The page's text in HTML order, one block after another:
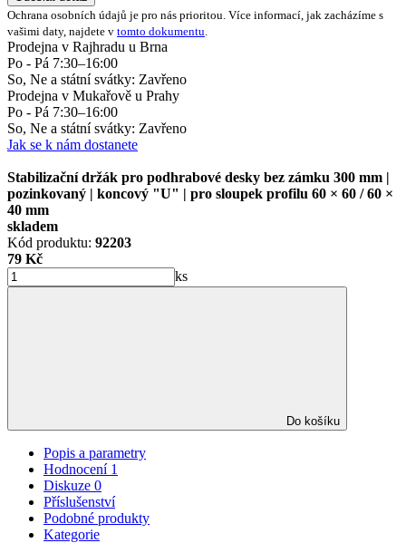
Ochrana osobních údajů je pro nás prioritou. Více informací, jak zacházíme s
vašimi daty, najdete v tomto dokumentu
Prodejna v Rajhradu u Brna
Po - Pá 7:30–16:00
So, Ne a státní svátky: Zavřeno
Prodejna v Mukařově u Prahy
Po - Pá 7:30–16:00
So, Ne a státní svátky: Zavřeno
Jak se k nám dostanete
Stabilizační držák pro podhrabové desky bez zámku 300 mm |
pozinkovaný | koncový "U" | pro sloupek profilu 60 × 60 / 60 ×
40 mm
skladem
Kód produktu: 92203
79 Kč
ks
Do košíku
Popis a parametry
Hodnocení 1
Diskuze 0
Příslušenství
Podobné produkty
Kategorie